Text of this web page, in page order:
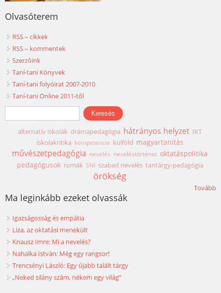
Olvasóterem
RSS – cikkek
RSS – kommentek
Szerzőink
Taní-tani Könyvek
Taní-tani folyóirat 2007-2010
Taní-tani Online 2011-től
Keresés űrlap
Keresés
alternatív iskolák drámapedagógia hátrányos helyzet IKT
iskolakritika kompetencia külföld magyartanítás
művészetpedagógia nevelés neveléstörténet oktatáspolitika
pedagógusok romák SNI szabad nevelés tantárgy-pedagógia
örökség
Tovább
Ma leginkább ezeket olvassák
Igazságosság és empátia
Liza, az oktatási menekült
Knausz Imre: Mi a nevelés?
Nahalka István: Még egy rangsor!
Trencsényi László: Egy újabb talált tárgy
„Neked silány szám, nékem egy világ”